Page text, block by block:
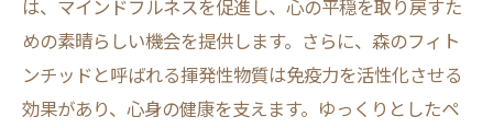
は、マインドフルネスを促進し、心の平穏を取り戻すた
めの素晴らしい機会を提供します。さらに、森のフィト
ンチッドと呼ばれる揮発性物質は免疫力を活性化させる
効果があり、心身の健康を支えます。ゆっくりとしたペ